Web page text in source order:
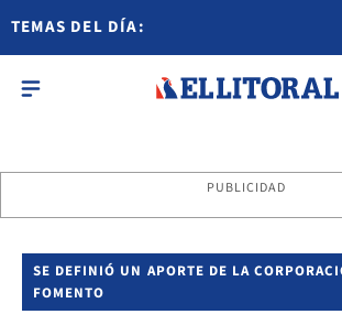
TEMAS DEL DÍA:
PUBLICIDAD
SE DEFINIÓ UN APORTE DE LA
FOMENTO